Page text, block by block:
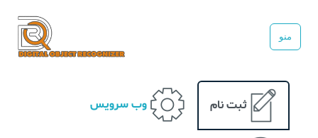
منو
ثبت نام وب سرویس